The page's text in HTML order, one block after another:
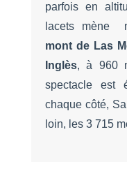
parfois en
lacets mène
mont de Las
Inglès, à 960
spectacle est
chaque côté,
loin, les 3 715